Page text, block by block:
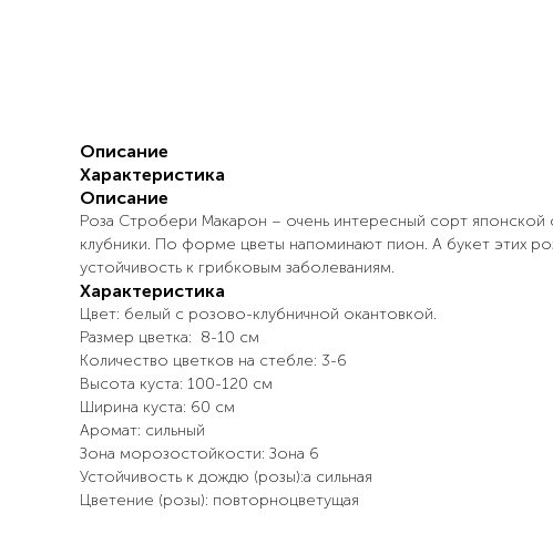
Описание
Характеристика
Описание
Роза Стробери Макарон – очень интересный сорт
клубники. По форме цветы напоминают пион. А букет этих
устойчивость к грибковым заболеваниям.
Характеристика
Цвет: белый с розово-клубничной окантовкой.
Размер цветка: 8-10 см
Количество цветков на стебле: 3-6
Высота куста: 100-120 см
Ширина куста: 60 см
Аромат: сильный
Зона морозостойкости: Зона 6
Устойчивость к дождю (розы):a сильная
Цветение (розы): повторноцветущая